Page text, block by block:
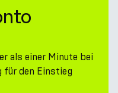
als einer Minute bei
für den Einstieg